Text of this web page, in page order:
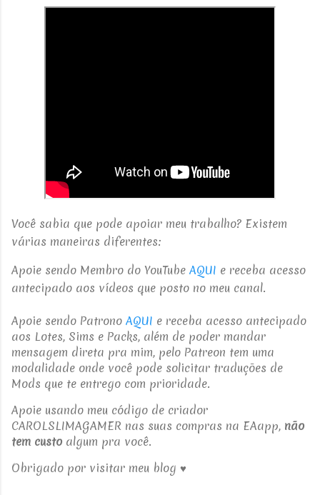
Você sabia que pode apoiar meu trabalho? Existem
várias maneiras diferentes:
Apoie sendo Membro do YouTube AQUI e receba acesso
antecipado aos vídeos que posto no meu canal.
Apoie sendo Patrono AQUI e receba acesso antecipado
aos Lotes, Sims e Packs, além de poder mandar
mensagem direta pra mim, pelo Patreon tem uma
modalidade onde você pode solicitar traduções de
Mods que te entrego com prioridade.
Apoie usando meu código de criador
CAROLSLIMAGAMER nas suas compras na EAapp, não
tem custo algum pra você.
Obrigado por visitar meu blog ♥